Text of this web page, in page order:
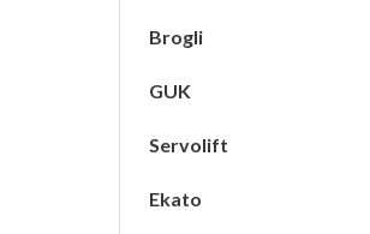
Brogli
GUK
Servolift
Ekato